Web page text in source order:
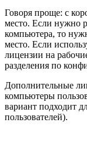
Говоря проще: с
место. Если нужно
компьютера, то
место. Если
лицензии на
разделения по
Дополнительные
компьютеры
вариант подходит
пользователей).